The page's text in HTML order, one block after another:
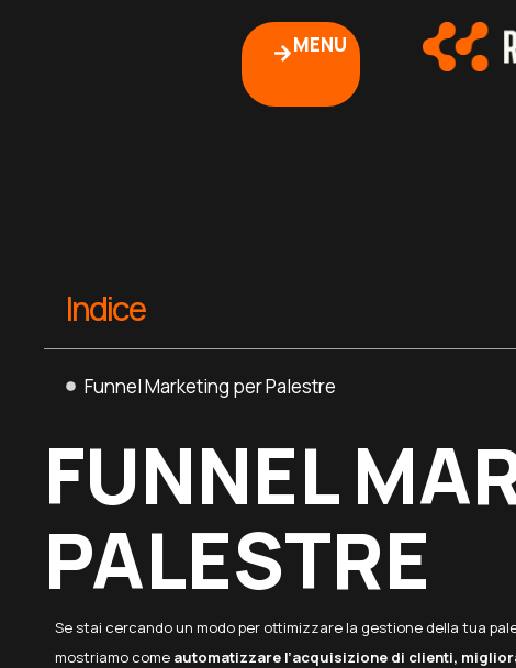
MENU
Indice
Funnel Marketing per Palestre
FUNNEL
PALESTRE
Se stai cercando un modo per ottimizzare la gestione della tua
mostriamo come automatizzare l’acquisizione di clienti,